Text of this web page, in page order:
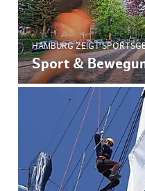
HAMBURG ZEIGT
Sport &